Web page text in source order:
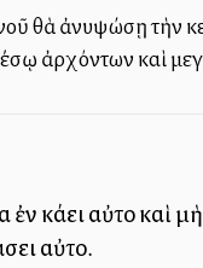
θὰ ἀνυψώσῃ τὴν
ἀρχόντων καὶ
κάλλει αὐτοῦ καὶ
αὐτοῦ.